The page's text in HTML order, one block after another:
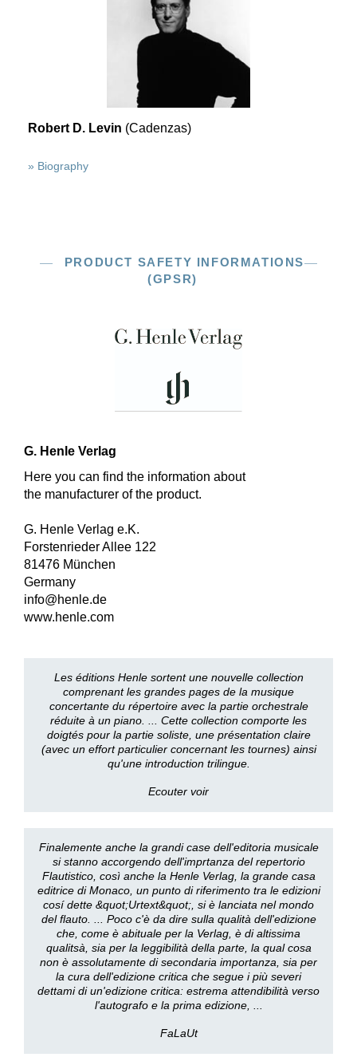
Robert D. Levin (Cadenzas)
» Biography
PRODUCT SAFETY INFORMATIONS
(GPSR)
G. Henle Verlag
Here you can find the information about
the manufacturer of the product.
G. Henle Verlag e.K.
Forstenrieder Allee 122
81476 München
Germany
info@henle.de
www.henle.com
Les éditions Henle sortent une nouvelle collection
comprenant les grandes pages de la musique
concertante du répertoire avec la partie orchestrale
réduite à un piano. ... Cette collection comporte les
doigtés pour la partie soliste, une présentation claire
(avec un effort particulier concernant les tournes) ainsi
qu'une introduction trilingue.
Ecouter voir
Finalemente anche la grandi case dell'editoria musicale
si stanno accorgendo dell'imprtanza del repertorio
Flautistico, così anche la Henle Verlag, la grande casa
editrice di Monaco, un punto di riferimento tra le edizioni
cosí dette &quot;Urtext&quot;, si è lanciata nel mondo
del flauto. ... Poco c'è da dire sulla qualità dell'edizione
che, come è abituale per la Verlag, è di altissima
qualitsà, sia per la leggibilità della parte, la qual cosa
non è assolutamente di secondaria importanza, sia per
la cura dell'edizione critica che segue i più severi
dettami di un'edizione critica: estrema attendibilità verso
l'autografo e la prima edizione, ...
FaLaUt